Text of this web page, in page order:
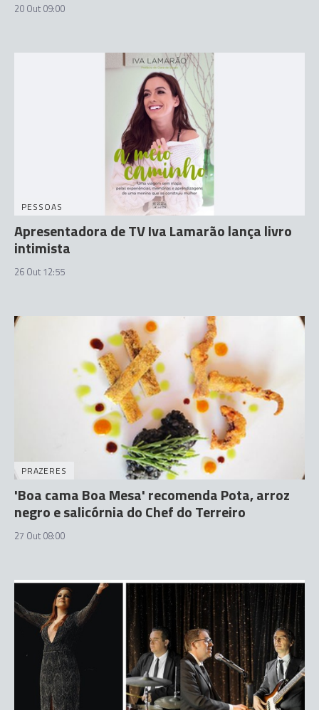
20 Out 09:00
PESSOAS
Apresentadora de TV Iva Lamarão lança livro
intimista
26 Out 12:55
PRAZERES
'Boa cama Boa Mesa' recomenda Pota, arroz
negro e salicórnia do Chef do Terreiro
27 Out 08:00